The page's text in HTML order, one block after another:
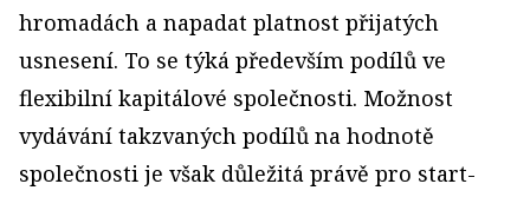
hromadách a napadat platnost přijatých
usnesení. To se týká především podílů ve
flexibilní kapitálové společnosti. Možnost
vydávání takzvaných podílů na hodnotě
společnosti je však důležitá právě pro start-